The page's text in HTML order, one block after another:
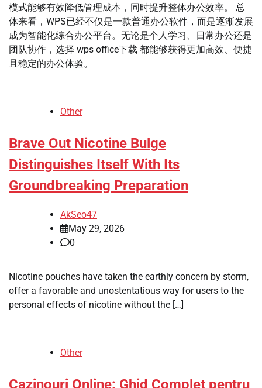
模式能够有效降低管理成本，同时提升整体办公效率。 总
体来看，WPS已经不仅是一款普通办公软件，而是逐渐发展
成为智能化综合办公平台。无论是个人学习、日常办公还是
团队协作，选择 wps office下载 都能够获得更加高效、便捷
且稳定的办公体验。
Other
Brave Out Nicotine Bulge
Distinguishes Itself With Its
Groundbreaking Preparation
AkSeo47
May 29, 2026
0
Nicotine pouches have taken the earthly concern by storm,
offer a favorable and unostentatious way for users to the
personal effects of nicotine without the […]
Other
Cazinouri Online: Ghid Complet pentru